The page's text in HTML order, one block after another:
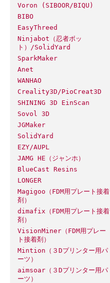
Voron (SIBOOR/BIQU)
BIBO
EasyThreed
Ninjabot（忍者ボッ
ト）/SolidYard
SparkMaker
Anet
WANHAO
Creality3D/PioCreat3D
SHINING 3D EinScan
Sovol 3D
JGMaker
SolidYard
EZY/AUPL
JAMG HE（ジャンホ）
BlueCast Resins
LONGER
Magigoo（FDM用プレート接着
剤）
dimafix（FDM用プレート接着
剤）
VisionMiner（FDM用プレー
ト接着剤）
Mintion（３Dプリンター用パ
ーツ）
aimsoar（３Dプリンター用パ
ーツ）